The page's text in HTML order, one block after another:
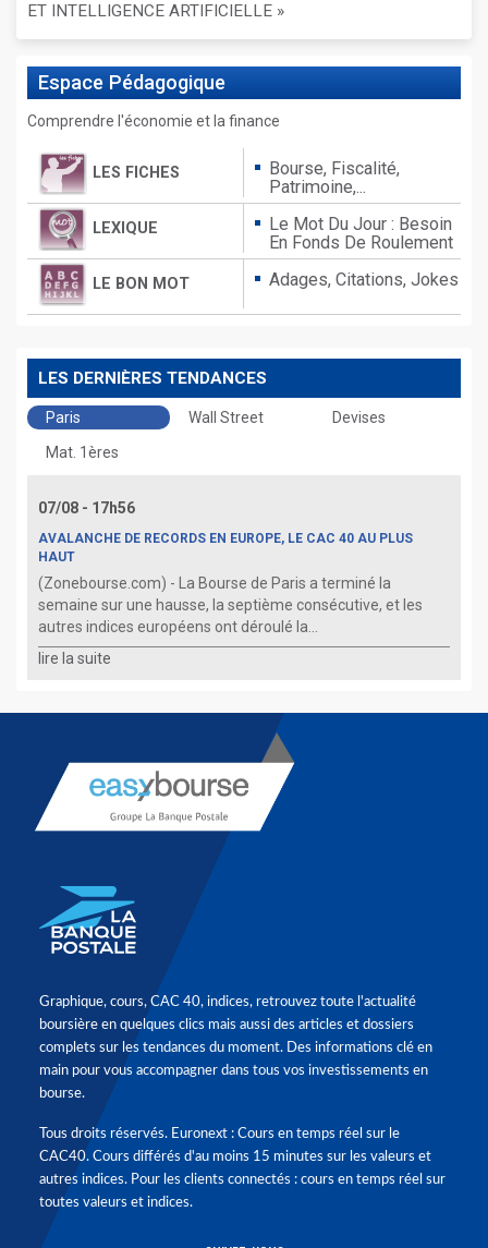
ET INTELLIGENCE ARTIFICIELLE »
Espace Pédagogique
Comprendre l'économie et la finance
LES FICHES
Bourse, Fiscalité,
Patrimoine,...
LEXIQUE
Le Mot Du Jour : Besoin
En Fonds De Roulement
LE BON MOT Adages, Citations, Jokes
LES DERNIÈRES TENDANCES
Paris Wall Street
Devises
Mat. 1ères
07/08 - 17h56
AVALANCHE DE RECORDS EN EUROPE, LE CAC 40 AU PLUS
HAUT
(Zonebourse.com) - La Bourse de Paris a terminé la
semaine sur une hausse, la septième consécutive, et les
autres indices européens ont déroulé la...
lire la suite
Graphique, cours, CAC 40, indices, retrouvez toute l'actualité
boursière en quelques clics mais aussi des articles et dossiers
complets sur les tendances du moment. Des informations clé en
main pour vous accompagner dans tous vos investissements en
bourse.
Tous droits réservés. Euronext : Cours en temps réel sur le
CAC40. Cours différés d'au moins 15 minutes sur les valeurs et
autres indices. Pour les clients connectés : cours en temps réel sur
toutes valeurs et indices.